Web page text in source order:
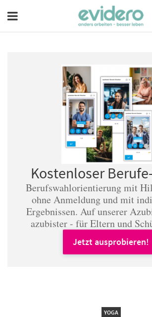
Kostenloser
Berufswahlorientierung mit
ohne Anmeldung und mit
Ergebnissen. Auf unserer
azubister - für Eltern und
Jetzt ausprobieren!
YOGA